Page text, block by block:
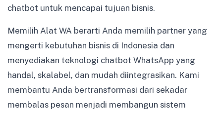
chatbot untuk mencapai tujuan bisnis.
Memilih Alat WA berarti Anda memilih partner yang
mengerti kebutuhan bisnis di Indonesia dan
menyediakan teknologi chatbot WhatsApp yang
handal, skalabel, dan mudah diintegrasikan. Kami
membantu Anda bertransformasi dari sekadar
membalas pesan menjadi membangun sistem